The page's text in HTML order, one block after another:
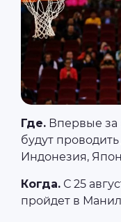
Где. Впервые за
будут
Индонезия,
Когда. С 25
пройдет в